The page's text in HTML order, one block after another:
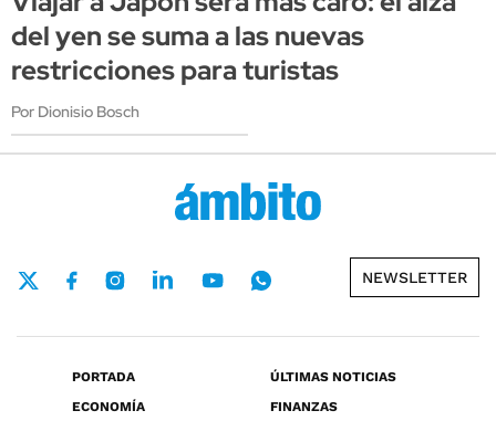
del yen se suma a las nuevas
restricciones para turistas
Por Dionisio Bosch
NEWSLETTER
PORTADA
ÚLTIMAS NOTICIAS
ECONOMÍA
FINANZAS